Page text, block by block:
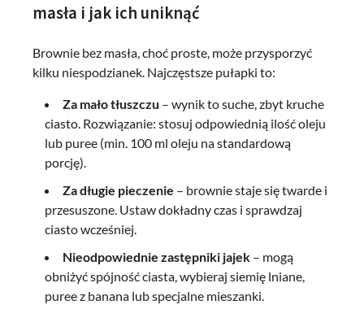
masła i jak ich uniknąć
Brownie bez masła, choć proste, może przysporzyć
kilku niespodzianek. Najczęstsze pułapki to:
Za mało tłuszczu – wynik to suche, zbyt kruche
ciasto. Rozwiązanie: stosuj odpowiednią ilość oleju
lub puree (min. 100 ml oleju na standardową
porcję).
Za długie pieczenie – brownie staje się twarde i
przesuszone. Ustaw dokładny czas i sprawdzaj
ciasto wcześniej.
Nieodpowiednie zastępniki jajek – mogą
obniżyć spójność ciasta, wybieraj siemię lniane,
puree z banana lub specjalne mieszanki.